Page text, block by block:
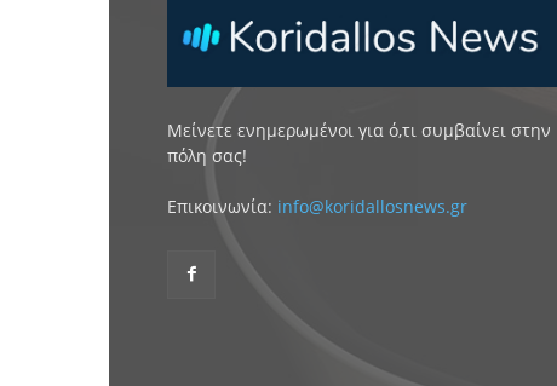
Μείνετε ενημερωμένοι για ό,τι συμβαίνει στην
πόλη σας!
Επικοινωνία: info@koridallosnews.gr